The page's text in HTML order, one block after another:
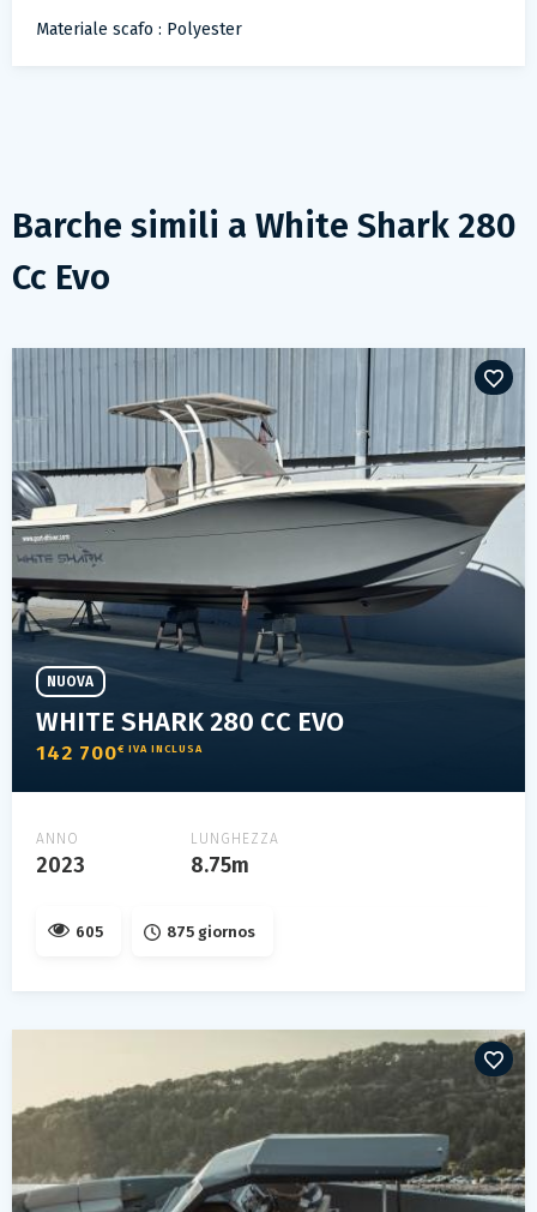
Materiale scafo : Polyester
Barche simili a White Shark 280
Cc Evo
WHITE SHARK 280 CC EVO
142 700€ IVA INCLUSA
NUOVA
ANNO
2023
LUNGHEZZA
8.75m
605 875 giornos